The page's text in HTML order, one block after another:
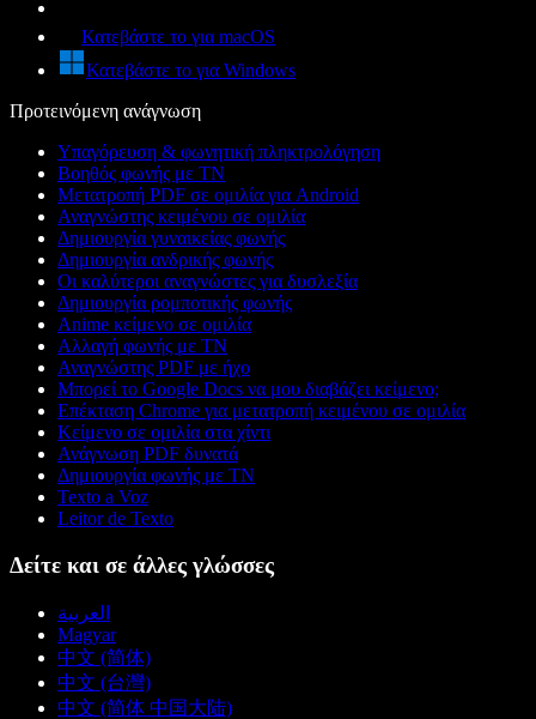
Κατεβάστε το για macOS
Κατεβάστε το για Windows
Προτεινόμενη ανάγνωση
Υπαγόρευση & φωνητική πληκτρολόγηση
Βοηθός φωνής με ΤΝ
Μετατροπή PDF σε ομιλία για Android
Αναγνώστης κειμένου σε ομιλία
Δημιουργία γυναικείας φωνής
Δημιουργία ανδρικής φωνής
Οι καλύτεροι αναγνώστες για δυσλεξία
Δημιουργία ρομποτικής φωνής
Anime κείμενο σε ομιλία
Αλλαγή φωνής με ΤΝ
Αναγνώστης PDF με ήχο
Μπορεί το Google Docs να μου διαβάζει κείμενο;
Επέκταση Chrome για μετατροπή κειμένου σε ομιλία
Κείμενο σε ομιλία στα χίντι
Ανάγνωση PDF δυνατά
Δημιουργία φωνής με ΤΝ
Texto a Voz
Leitor de Texto
Δείτε και σε άλλες γλώσσες
العربية
Magyar
中文 (简体)
中文 (台灣)
中文 (简体 中国大陆)